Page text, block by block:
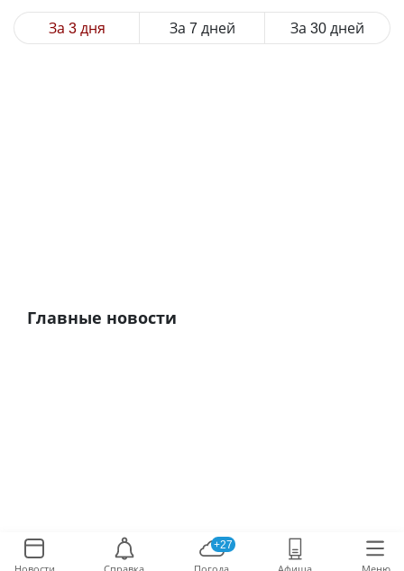
За 3 дня За 7 дней За 30 дней
Главные новости
+27